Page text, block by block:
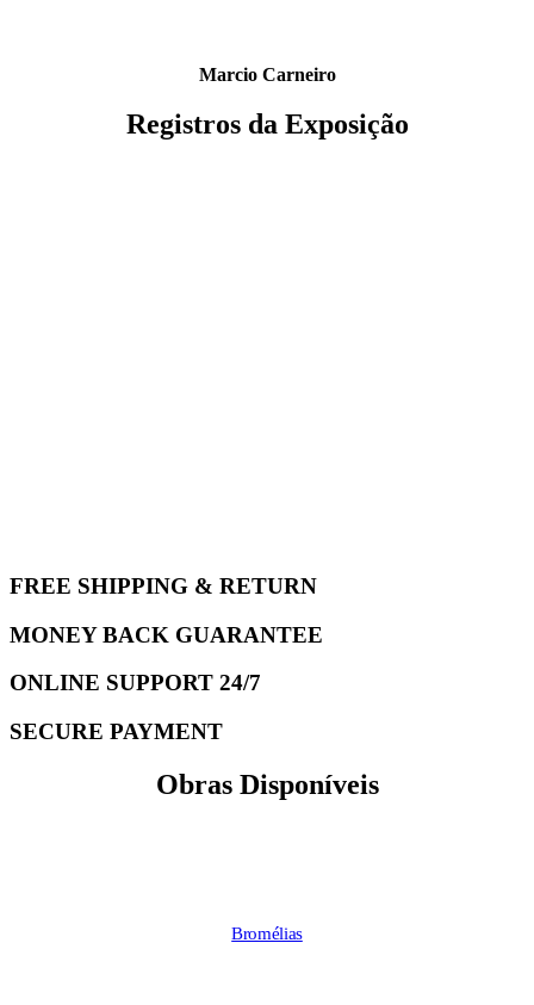
Marcio Carneiro
Registros da Exposição
FREE SHIPPING & RETURN
MONEY BACK GUARANTEE
ONLINE SUPPORT 24/7
SECURE PAYMENT
Obras Disponíveis
Bromélias